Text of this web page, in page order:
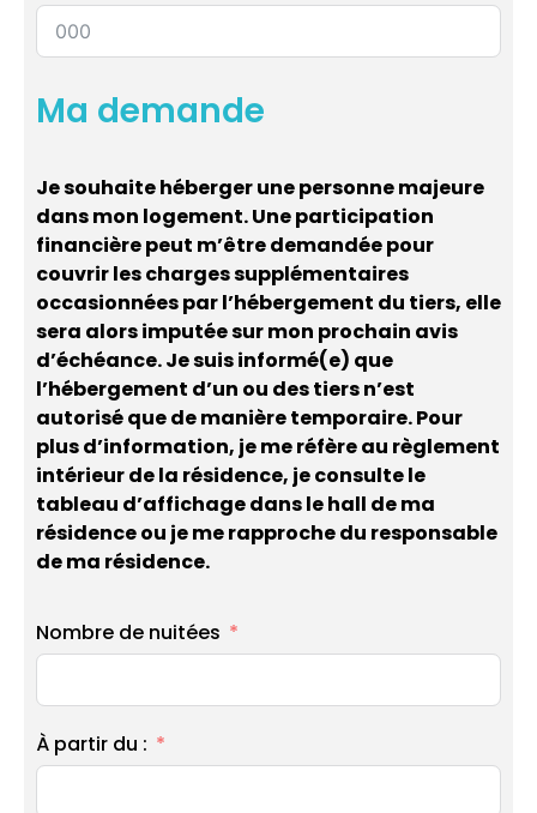
Ma demande
Je souhaite héberger une personne majeure
dans mon logement. Une participation
financière peut m’être demandée pour
couvrir les charges supplémentaires
occasionnées par l’hébergement du tiers, elle
sera alors imputée sur mon prochain avis
d’échéance. Je suis informé(e) que
l’hébergement d’un ou des tiers n’est
autorisé que de manière temporaire. Pour
plus d’information, je me réfère au règlement
intérieur de la résidence, je consulte le
tableau d’affichage dans le hall de ma
résidence ou je me rapproche du responsable
de ma résidence.
Nombre de nuitées
À partir du :